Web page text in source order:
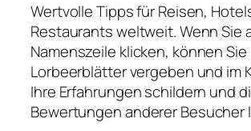
Wertvolle Tipps für Reisen,
Restaurants weltweit. Wenn Sie
Namenszeile klicken, können Sie
Lorbeerblätter vergeben und im
Ihre Erfahrungen schildern und
Bewertungen anderer Besucher